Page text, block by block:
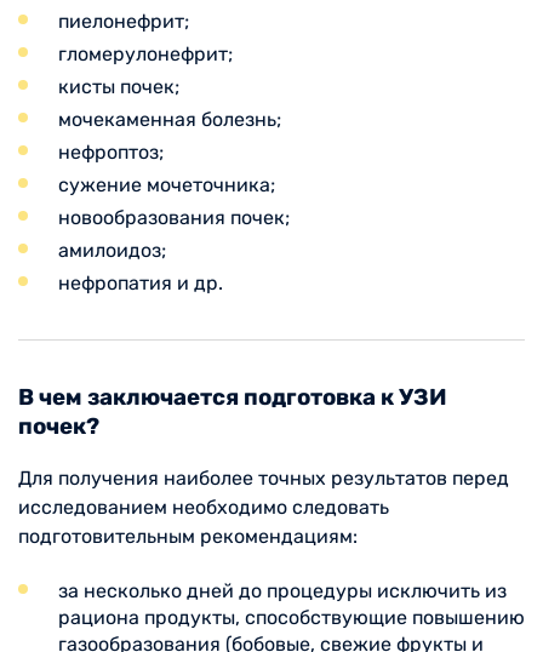
пиелонефрит;
гломерулонефрит;
кисты почек;
мочекаменная болезнь;
нефроптоз;
сужение мочеточника;
новообразования почек;
амилоидоз;
нефропатия и др.
В чем заключается подготовка к УЗИ
почек?
Для получения наиболее точных результатов перед
исследованием необходимо следовать
подготовительным рекомендациям:
за несколько дней до процедуры исключить из
рациона продукты, способствующие повышению
газообразования (бобовые, свежие фрукты и